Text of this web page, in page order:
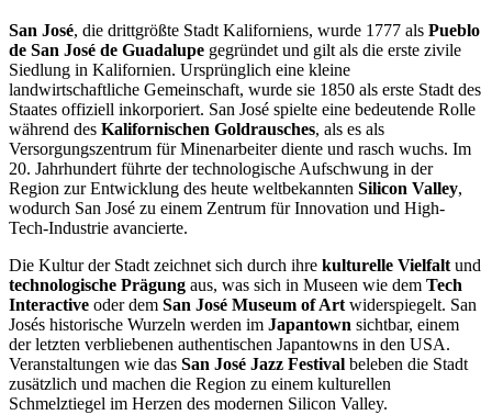
San José, die drittgrößte Stadt Kaliforniens, wurde 1777 als Pueblo
de San José de Guadalupe gegründet und gilt als die erste zivile
Siedlung in Kalifornien. Ursprünglich eine kleine
landwirtschaftliche Gemeinschaft, wurde sie 1850 als erste Stadt des
Staates offiziell inkorporiert. San José spielte eine bedeutende Rolle
während des Kalifornischen Goldrausches, als es als
Versorgungszentrum für Minenarbeiter diente und rasch wuchs. Im
20. Jahrhundert führte der technologische Aufschwung in der
Region zur Entwicklung des heute weltbekannten Silicon Valley,
wodurch San José zu einem Zentrum für Innovation und High-
Tech-Industrie avancierte.
Die Kultur der Stadt zeichnet sich durch ihre kulturelle Vielfalt und
technologische Prägung aus, was sich in Museen wie dem Tech
Interactive oder dem San José Museum of Art widerspiegelt. San
Josés historische Wurzeln werden im Japantown sichtbar, einem
der letzten verbliebenen authentischen Japantowns in den USA.
Veranstaltungen wie das San José Jazz Festival beleben die Stadt
zusätzlich und machen die Region zu einem kulturellen
Schmelztiegel im Herzen des modernen Silicon Valley.